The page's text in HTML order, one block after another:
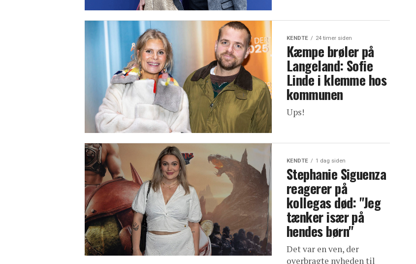
KENDTE 24 timer siden
Kæmpe brøler på
Langeland: Sofie
Linde i klemme hos
kommunen
Ups!
KENDTE 1 dag siden
Stephanie Siguenza
reagerer på
kollegas død: "Jeg
tænker især på
hendes børn"
Det var en ven, der
overbragte nyheden til